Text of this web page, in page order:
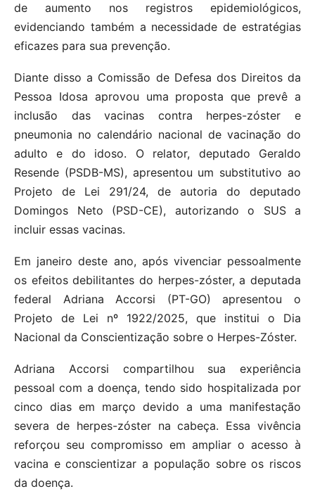
de aumento nos registros epidemiológicos,
evidenciando também a necessidade de estratégias
eficazes para sua prevenção.
Diante disso a Comissão de Defesa dos Direitos da
Pessoa Idosa aprovou uma proposta que prevê a
inclusão das vacinas contra herpes-zóster e
pneumonia no calendário nacional de vacinação do
adulto e do idoso.
O relator, deputado Geraldo
Resende (PSDB-MS), apresentou um substitutivo ao
Projeto de Lei 291/24, de autoria do deputado
Domingos Neto (PSD-CE), autorizando o SUS a
incluir essas vacinas.
Em janeiro deste ano, após vivenciar pessoalmente
os efeitos debilitantes do herpes-zóster, a deputada
federal Adriana Accorsi (PT-GO) apresentou o
Projeto de Lei nº 1922/2025, que institui o Dia
Nacional da Conscientização sobre o Herpes-Zóster.
Adriana Accorsi compartilhou sua experiência
pessoal com a doença, tendo sido hospitalizada por
cinco dias em março devido a uma manifestação
severa de herpes-zóster na cabeça. Essa vivência
reforçou seu compromisso em ampliar o acesso à
vacina e conscientizar a população sobre os riscos
da doença.